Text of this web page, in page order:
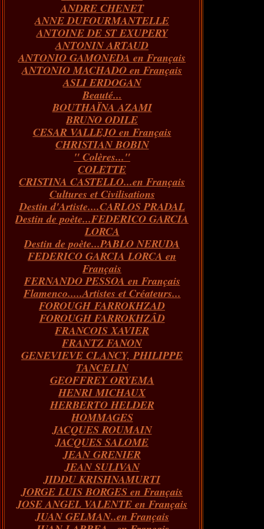
Janvier(60)
Février(68)
Janvier(86)
Mars(65)
Février(70)
Janvier(66)
Avril(76)
Mars(66)
Février(67)
Janvier(73)
Mai(82)
Avril(62)
Mars(66)
Février(55)
Janvier(43)
Juin(84)
Mai(89)
Avril(59)
Mars(73)
Février(54)
Janvier(51)
Juillet(72)
Juin(65)
Mai(97)
Avril(73)
Mars(100)
Février(146)
Janvier(124)
Août(40)
Juillet(31)
Juin(26)
ANDRE CHENET
ANNE DUFOURMANTELLE
ANTOINE DE ST EXUPERY
ANTONIN ARTAUD
ANTONIO GAMONEDA en Français
ANTONIO MACHADO en Français
ASLI ERDOGAN
Beauté...
BOUTHAÏNA AZAMI
BRUNO ODILE
CESAR VALLEJO en Français
CHRISTIAN BOBIN
" Colères..."
COLETTE
CRISTINA CASTELLO...en Français
Cultures et Civilisations
Destin d'Artiste....CARLOS PRADAL
Destin de poète...FEDERICO GARCIA
LORCA
Destin de poète...PABLO NERUDA
FEDERICO GARCIA LORCA en
Français
FERNANDO PESSOA en Français
Flamenco.....Artistes et Créateurs...
FOROUGH FARROKHZAD
FOROUGH FARROKHZÂD
FRANCOIS XAVIER
FRANTZ FANON
GENEVIEVE CLANCY, PHILIPPE
TANCELIN
GEOFFREY ORYEMA
HENRI MICHAUX
HERBERTO HELDER
HOMMAGES
JACQUES ROUMAIN
JACQUES SALOME
JEAN GRENIER
JEAN SULIVAN
JIDDU KRISHNAMURTI
JORGE LUIS BORGES en Français
JOSE ANGEL VALENTE en Français
JUAN GELMAN..en Français